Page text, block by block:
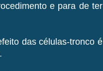
e para de ter
das células-tronco é